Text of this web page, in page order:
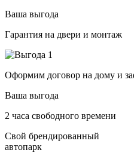
Ваша выгода
Гарантия на двери и монтаж
Оформим договор на дому и
Ваша выгода
2 часа свободного времени
Свой брендированный
автопарк